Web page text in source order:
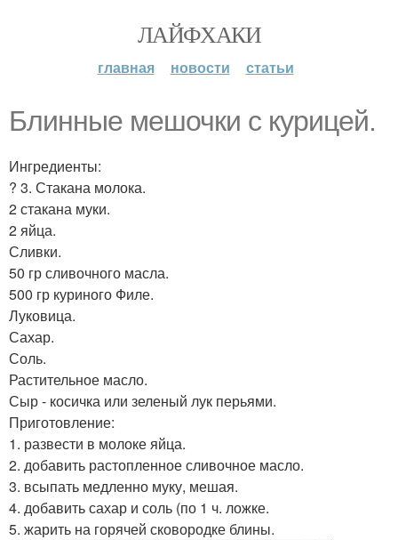
ЛАЙФХАКИ
главная новости статьи
Блинные мешочки с курицей.
Ингредиенты:
? 3. Стакана молока.
2 стакана муки.
2 яйца.
Сливки.
50 гр сливочного масла.
500 гр куриного Филе.
Луковица.
Сахар.
Соль.
Растительное масло.
Сыр - косичка или зеленый лук перьями.
Приготовление:
1. развести в молоке яйца.
2. добавить растопленное сливочное масло.
3. всыпать медленно муку, мешая.
4. добавить сахар и соль (по 1 ч. ложке.
5. жарить на горячей сковородке блины.